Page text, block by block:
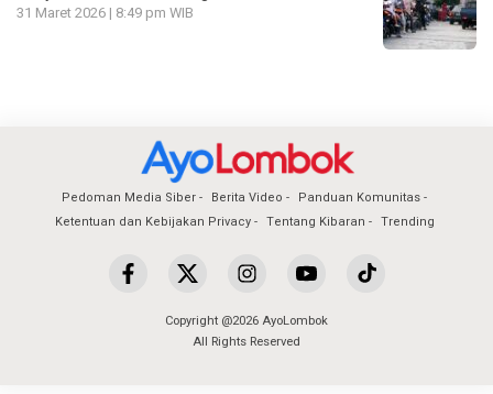
31 Maret 2026 | 8:49 pm WIB
Pedoman Media Siber Berita Video
Panduan Komunitas
Ketentuan dan Kebijakan Privacy
Tentang Kibaran Trending
Copyright @2026 AyoLombok
All Rights Reserved